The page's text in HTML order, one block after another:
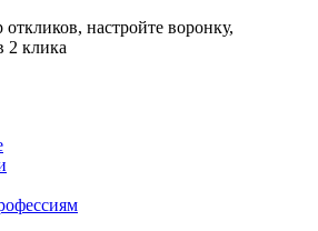
настройте воронку,
2 клика